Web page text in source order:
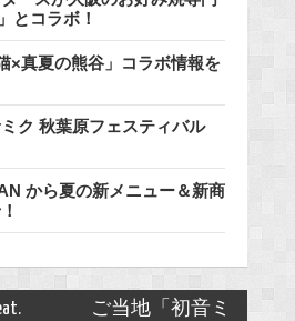
とコラボ！
×真夏の熊谷」コラボ情報を
ク 秋葉原フェスティバル
から夏の新メニュー＆新商
ご当地「初音ミ